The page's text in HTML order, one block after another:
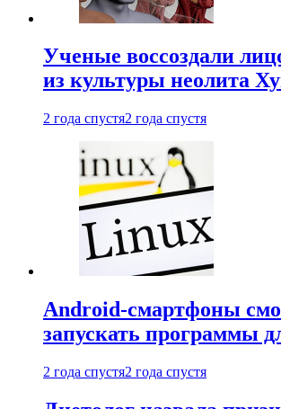
Ученые воссоздали
из культуры неолита
2 года спустя2 года спустя
Android-смартфоны
запускать программы
2 года спустя2 года спустя